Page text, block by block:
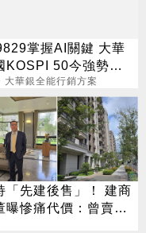
掌握AI關鍵 大華
KOSPI 50今強勢開
大華銀全能行銷方案
「先建後售」！ 建商
曝慘痛代價：曾賣預
億